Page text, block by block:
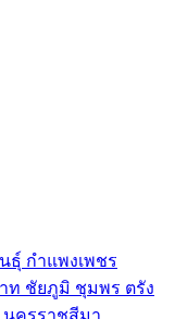
ธุ์ กำแพงเพชร
ท ชัยภูมิ ชุมพร ตรัง